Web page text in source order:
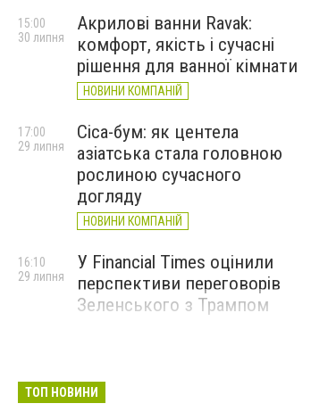
Акрилові ванни Ravak:
комфорт, якість і сучасні
рішення для ванної кімнати
НОВИНИ КОМПАНІЙ
15:00
30 липня
Cica-бум: як центела
азіатська стала головною
рослиною сучасного
догляду
НОВИНИ КОМПАНІЙ
17:00
29 липня
У Financial Times оцінили
перспективи переговорів
Зеленського з Трампом
16:10
29 липня
ТОП НОВИНИ